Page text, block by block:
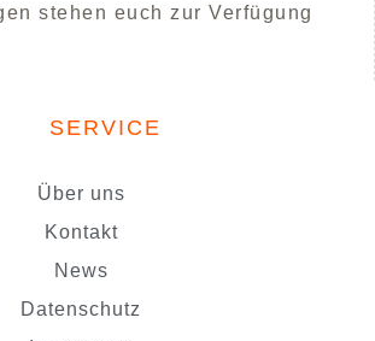
stehen euch zur Verfügung
SERVICE
Über uns
Kontakt
News
Datenschutz